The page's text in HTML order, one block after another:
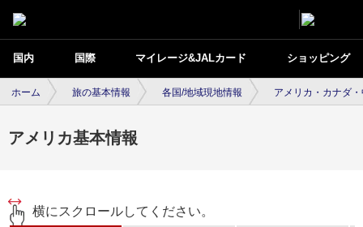
国内 国際 マイレージ&JALカード ショッピング
ホーム 旅の基本情報 各国/地域現地情報 アメリカ・カナダ
アメリカ基本情報
横にスクロールしてください。